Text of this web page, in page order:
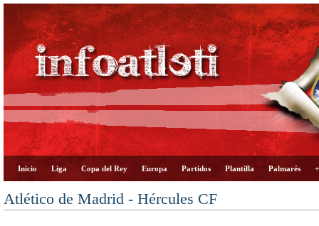
Inicio Liga Copa del Rey Europa Partidos Plantilla Palmarés
Atlético de Madrid - Hércules CF